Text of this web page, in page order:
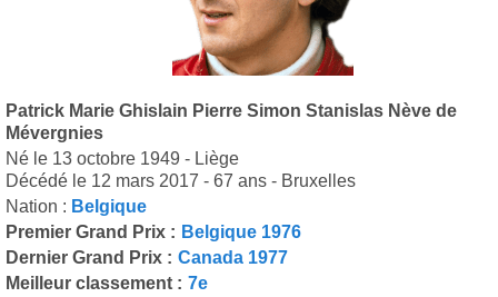
Patrick Marie Ghislain Pierre Simon Stanislas Nève de
Mévergnies
Né le 13 octobre 1949 - Liège
Décédé le 12 mars 2017 - 67 ans - Bruxelles
Nation : Belgique
Premier Grand Prix : Belgique 1976
Dernier Grand Prix : Canada 1977
Meilleur classement : 7e